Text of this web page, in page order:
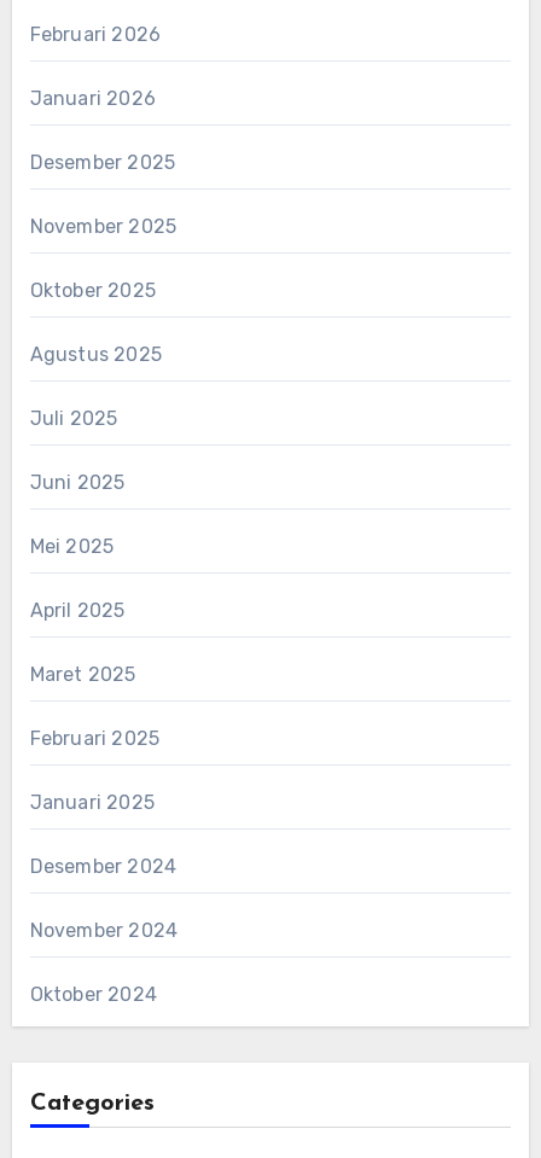
Februari 2026
Januari 2026
Desember 2025
November 2025
Oktober 2025
Agustus 2025
Juli 2025
Juni 2025
Mei 2025
April 2025
Maret 2025
Februari 2025
Januari 2025
Desember 2024
November 2024
Oktober 2024
Categories